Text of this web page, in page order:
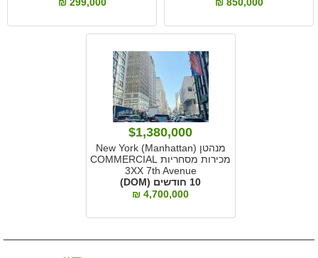
$1,380,000
מנהטן New York (Manhattan)
מכירות מסחריות COMMERCIAL
3XX 7th Avenue
10 חודשים (DOM)
4,700,000 ₪